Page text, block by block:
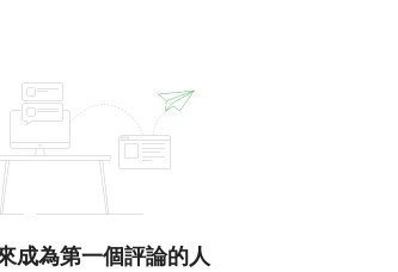
成為第一個評論的人